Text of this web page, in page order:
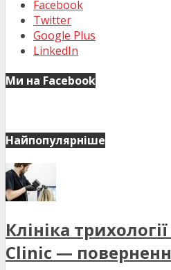
Facebook
Twitter
Google Plus
LinkedIn
Ми на Facebook
Найпопулярніше
Клініка
Clinic —